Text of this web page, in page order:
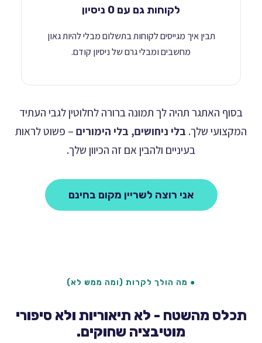
לקוחות גם עם 0 ניסיון
תבין איך מגייסים לקוחות בתשלום מבלי להיות גאון
מחשבים ומבלי גרם של ניסיון קודם.
בסוף האתגר תהיה לך תמונה ברורה לחלוטין לגבי העתיד
שלך.בלי ניחושים, בלי הימורים– פשוט לראות
בעיניים ולהבין אם זה הכיוון שלך.
אני רוצה לשריין מקום בחינם
● מה הולך לקרות (ומה ממש לא)
מהשטח - לא תיאוריות ולא סיפורי
מוטיבציה שחוקים.